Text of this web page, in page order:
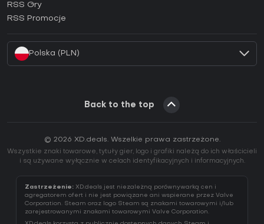
Jak aktywować klucz EA App (CD Key)?
RSS Gry
RSS Promocje
Polska (PLN)
Back to the top
© 2026 XD.deals. Wszelkie prawa zastrzeżone.
Wszystkie znaki towarowe, tytuły gier, logo i grafiki należą do ich właścicieli
i są używane wyłącznie w celach identyfikacyjnych i informacyjnych.
Zastrzeżenie: XD.deals jest niezależną porównywarką cen i
agregatorem ofert i nie jest powiązane ani wspierane przez Valve
Corporation. Steam oraz logo Steam są znakami towarowymi i/lub
zarejestrowanymi znakami towarowymi Valve Corporation.